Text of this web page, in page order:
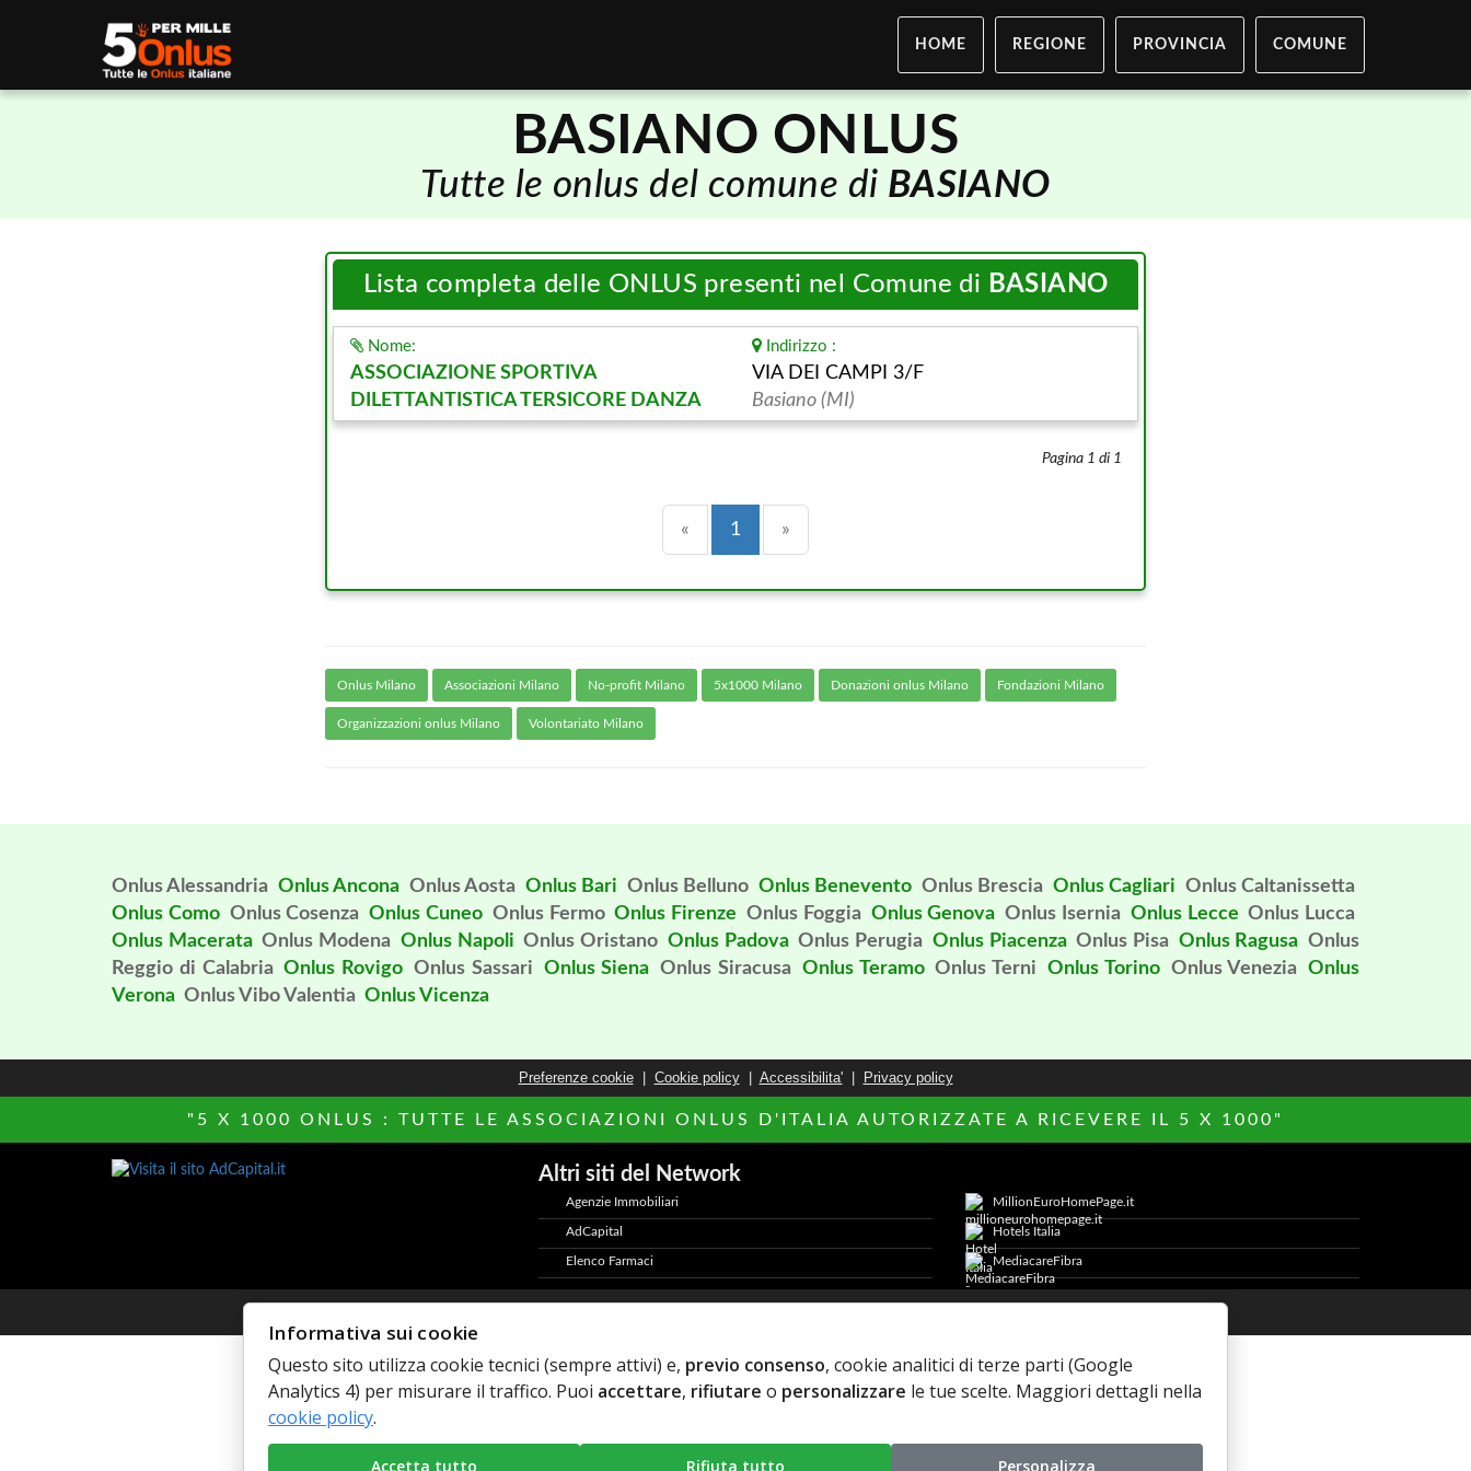
HOME REGIONE PROVINCIA COMUNE
BASIANO ONLUS
Tutte le onlus del comune di BASIANO
Lista completa delle ONLUS presenti nel Comune di BASIANO
Nome:
ASSOCIAZIONE SPORTIVA
DILETTANTISTICA TERSICORE DANZA
Indirizzo :
VIA DEI CAMPI 3/F
Basiano (MI)
Pagina 1 di 1
« Precedente
1 (current)
»
Onlus Milano Associazioni Milano No-profit Milano 5x1000 Milano Donazioni onlus Milano Fondazioni Milano
Organizzazioni onlus Milano Volontariato Milano
Onlus Alessandria Onlus Ancona Onlus Aosta Onlus Bari Onlus Belluno Onlus Benevento Onlus Brescia Onlus Cagliari Onlus Caltanissetta
Onlus Como Onlus Cosenza Onlus Cuneo Onlus Fermo Onlus Firenze Onlus Foggia Onlus Genova Onlus Isernia Onlus Lecce Onlus Lucca
Onlus Macerata Onlus Modena Onlus Napoli Onlus Oristano Onlus Padova Onlus Perugia Onlus Piacenza Onlus Pisa Onlus Ragusa Onlus
Reggio di Calabria Onlus Rovigo Onlus Sassari Onlus Siena Onlus Siracusa Onlus Teramo Onlus Terni Onlus Torino Onlus Venezia
Onlus
Verona Onlus Vibo Valentia Onlus Vicenza
Preferenze cookie| Cookie policy| Accessibilita'| Privacy policy
"5 X 1000 ONLUS : TUTTE LE ASSOCIAZIONI ONLUS D'ITALIA AUTORIZZATE A RICEVERE IL 5 X 1000"
Altri siti del Network
Agenzie Immobiliari MillionEuroHomePage.it
AdCapital Hotels Italia
Elenco Farmaci MediacareFibra
Informativa sui cookie
Questo sito utilizza cookie tecnici (sempre attivi) e, previo consenso, cookie analitici di terze parti (Google
Analytics 4) per misurare il traffico. Puoi accettare, rifiutare o personalizzare le tue scelte. Maggiori dettagli nella
cookie policy.
Accetta tutto Rifiuta tutto Personalizza